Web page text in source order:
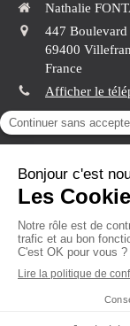
Nathalie
447 Boulevard
69400
France
Afficher le
DuLundiau
Conformément aux articles
mis en place un dispositif de
CNPM - MEDIATION DE LA
réclamation sur son site :
postale en écrivant àCNPM -
42400 SAINT CHAMOND
Création et